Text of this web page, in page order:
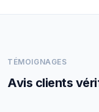
TÉMOIGNAGES
Avis clients